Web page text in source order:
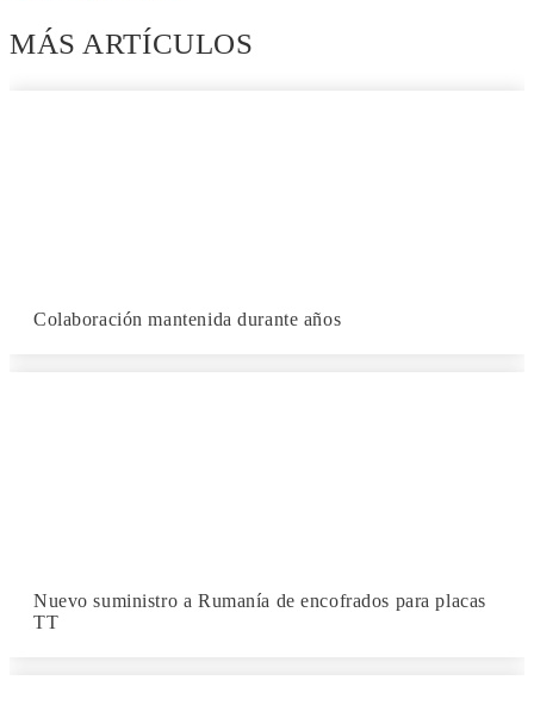
MÁS ARTÍCULOS
Colaboración mantenida durante años
Nuevo suministro a Rumanía de encofrados para placas
TT